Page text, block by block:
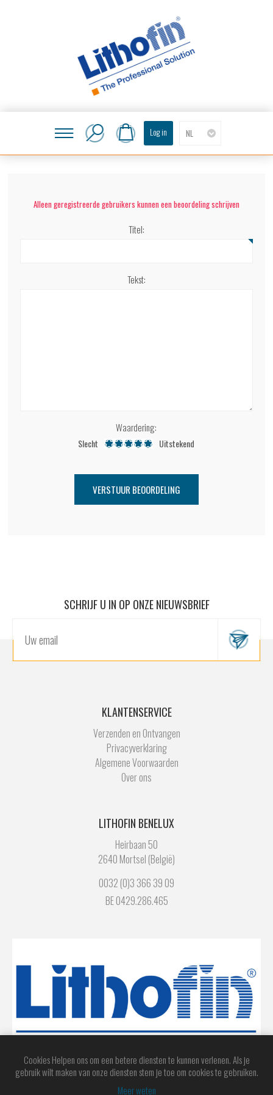
NL
Log in
Alleen geregistreerde gebruikers kunnen een beoordeling schrijven
Titel:
Tekst:
Waardering:
Slecht Uitstekend
SCHRIJF U IN OP ONZE NIEUWSBRIEF
KLANTENSERVICE
Verzenden en Ontvangen
Privacyverklaring
Algemene Voorwaarden
Over ons
LITHOFIN BENELUX
Heirbaan 50
2640 Mortsel (België)
0032 (0)3 366 39 09
BE 0429.286.465
Cookies Helpen ons om een betere diensten te kunnen verlenen. Als je
gebruik wilt maken van onze diensten stem je toe om cookies te gebruiken.
Meer weten